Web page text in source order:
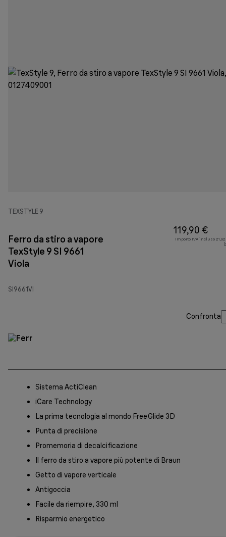
TEXSTYLE 9
Ferro da stiro a vapore
TexStyle 9 SI 9661
Viola
SI9661VI
119,90 €
Importo IVA incluso
Confronta
Sistema ActiClean
iCare Technology
La prima tecnologia al mondo FreeGlide 3D
Punta di precisione
Promemoria di decalcificazione
Il ferro da stiro a vapore più potente di Braun
Getto di vapore verticale
Antigoccia
Facile da riempire, 330 ml
Risparmio energetico